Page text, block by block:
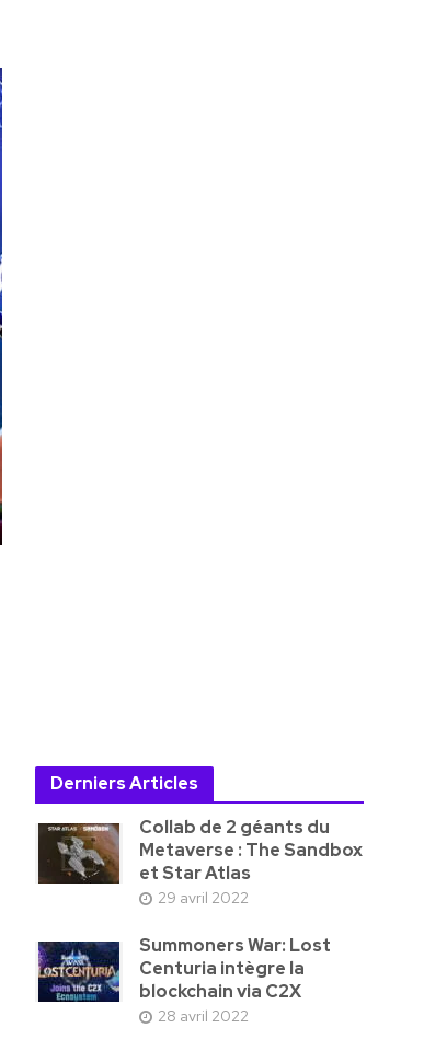
Derniers Articles
Collab de 2 géants du
Metaverse : The Sandbox
et Star Atlas
29 avril 2022
Summoners War: Lost
Centuria intègre la
blockchain via C2X
28 avril 2022